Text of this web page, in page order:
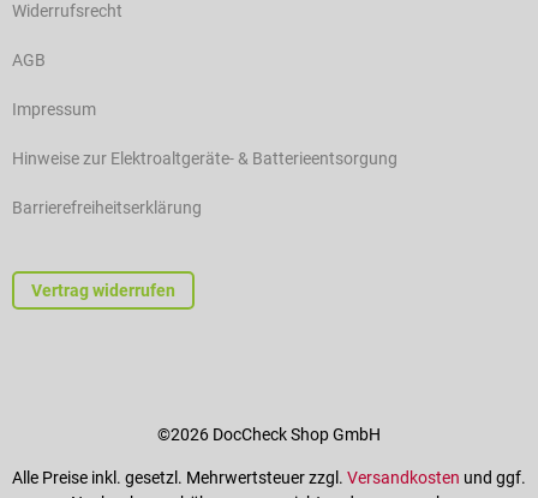
Widerrufsrecht
AGB
Impressum
Hinweise zur Elektroaltgeräte- & Batterieentsorgung
Barrierefreiheitserklärung
Vertrag widerrufen
©2026 DocCheck Shop GmbH
Alle Preise inkl. gesetzl. Mehrwertsteuer zzgl. Versandkosten und ggf.